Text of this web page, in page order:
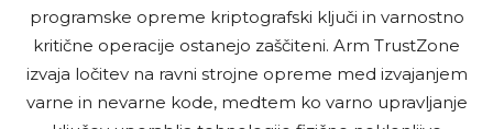
programske opreme kriptografski ključi in varnostno
kritične operacije ostanejo zaščiteni. Arm TrustZone
izvaja ločitev na ravni strojne opreme med izvajanjem
varne in nevarne kode, medtem ko varno upravljanje